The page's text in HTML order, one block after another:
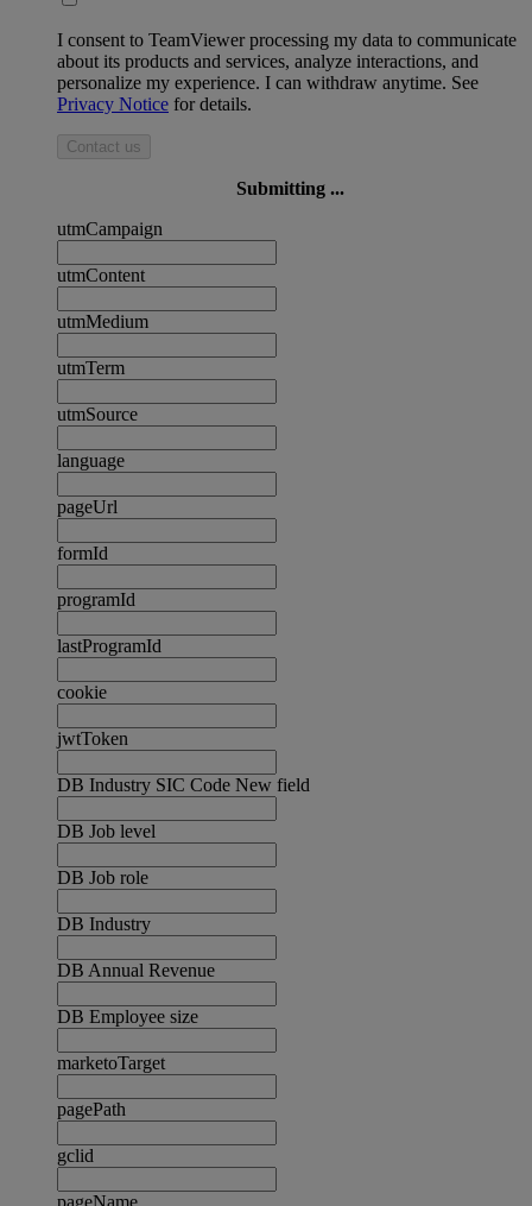
I consent to TeamViewer processing my data to communicate
about its products and services, analyze interactions, and
personalize my experience. I can withdraw anytime. See
Privacy Notice for details.
Contact us
Submitting ...
utmCampaign
utmContent
utmMedium
utmTerm
utmSource
language
pageUrl
formId
programId
lastProgramId
cookie
jwtToken
DB Industry SIC Code New field
DB Job level
DB Job role
DB Industry
DB Annual Revenue
DB Employee size
marketoTarget
pagePath
gclid
pageName